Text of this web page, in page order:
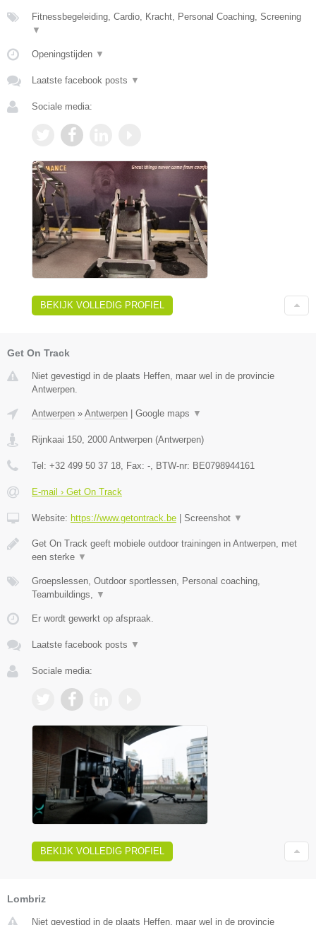
Fitnessbegeleiding, Cardio, Kracht, Personal Coaching, Screening
▼
Openingstijden ▼
Laatste facebook posts ▼
Sociale media:
BEKIJK VOLLEDIG PROFIEL
Get On Track
Niet gevestigd in de plaats Heffen, maar wel in de provincie
Antwerpen.
Antwerpen » Antwerpen | Google maps ▼
Rijnkaai 150 2000 Antwerpen (Antwerpen)
Tel: +32 499 50 37 18 , Fax: - , BTW-nr: BE0798944161
E-mail › Get On Track
Website: https://www.getontrack.be | Screenshot ▼
Get On Track geeft mobiele outdoor trainingen in Antwerpen, met
een sterke ▼
Groepslessen, Outdoor sportlessen, Personal coaching,
Teambuildings,
▼
Er wordt gewerkt op afspraak.
Laatste facebook posts ▼
Sociale media:
BEKIJK VOLLEDIG PROFIEL
Lombriz
Niet gevestigd in de plaats Heffen, maar wel in de provincie